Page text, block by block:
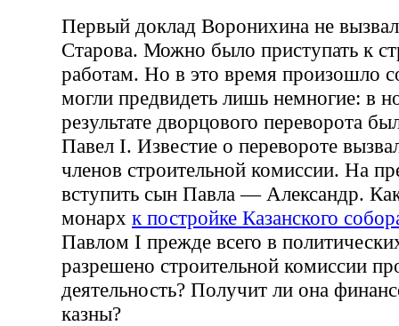
Первый доклад Воронихина не
Старова. Можно было приступать к
работам. Но в это время произошло
могли предвидеть лишь немногие: в
результате дворцового переворота
Павел I. Известие о перевороте
членов строительной комиссии. На
вступить сын Павла — Александр.
монарх к постройке Казанского
Павлом I прежде всего в
разрешено строительной комиссии
деятельность? Получит ли она
казны?